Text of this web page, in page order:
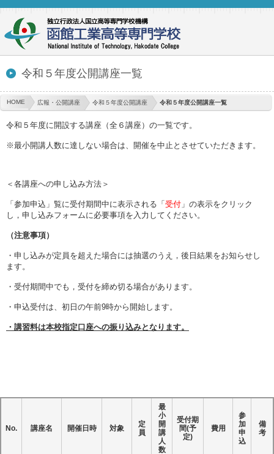
令和５年度公開講座一覧
HOME 広報・公開講座 令和５年度公開講座 令和５年度公開講座一覧
令和５年度に開設する講座（全６講座）の一覧です。
※最小開講人数に達しない場合は、開催を中止とさせていただきます。
＜各講座への申し込み方法＞
「参加申込」覧に受付期間中に表示される「 受付 」の表示をクリック
し，申し込みフォームに必要事項を入力してください。
（注意事項）
・申し込みが定員を超えた場合には抽選のうえ，後日結果をお知らせし
ます。
・受付期間中でも，受付を締め切る場合があります。
・申込受付は、初日の午前9時から開始します。
・講習料は本校指定口座への振り込みとなります。
No. 講座名 開催日時 対象
定
員
最
小
開
講
人
数
受付期
間(予
定)
費用
参
加
申
込
備
考